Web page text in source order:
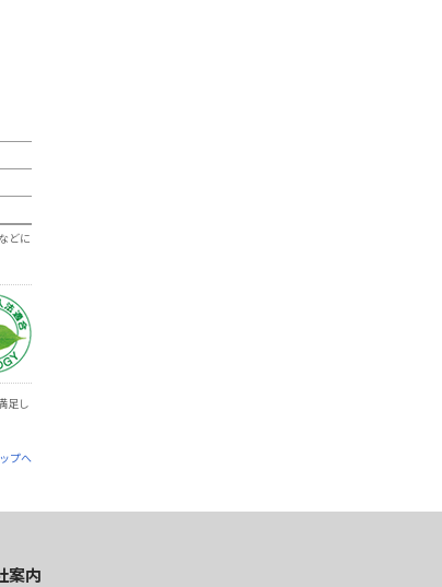
どに
足し
プへ
案内